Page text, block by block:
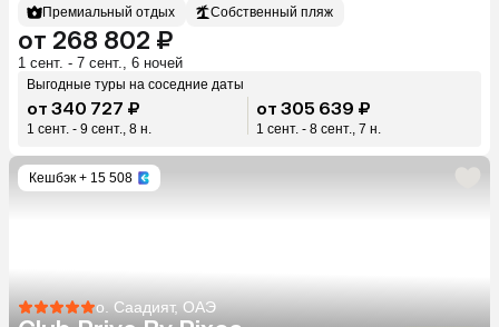
Премиальный отдых Собственный пляж
от 268 802 ₽
1 сент. - 7 сент., 6 ночей
Выгодные туры на соседние даты
от 340 727 ₽
1 сент. - 9 сент., 8 н.
от 305 639 ₽
1 сент. - 8 сент., 7 н.
Кешбэк + 15 508
о. Саадият, ОАЭ